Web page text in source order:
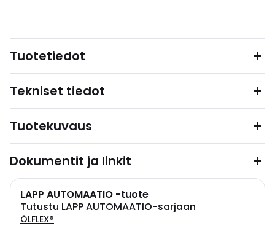
Tuotetiedot
Tekniset tiedot
Tuotekuvaus
Dokumentit ja linkit
LAPP AUTOMAATIO -tuote
Tutustu LAPP AUTOMAATIO-sarjaan
ÖLFLEX®